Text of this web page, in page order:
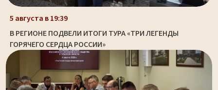
5 августа в 19:39
В РЕГИОНЕ ПОДВЕЛИ ИТОГИ ТУРА «ТРИ ЛЕГЕНДЫ
ГОРЯЧЕГО СЕРДЦА РОССИИ»